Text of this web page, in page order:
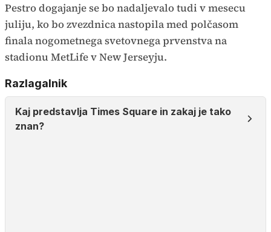
Pestro dogajanje se bo nadaljevalo tudi v mesecu
juliju, ko bo zvezdnica nastopila med polčasom
finala nogometnega svetovnega prvenstva na
stadionu MetLife v New Jerseyju.
Razlagalnik
Kaj predstavlja Times Square in zakaj je tako
znan?